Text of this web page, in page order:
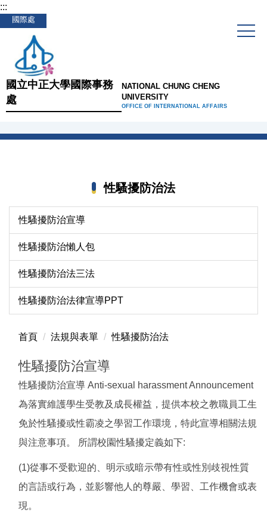
跳
到
內
容
區
:::
國際處
國立中正大學國際事務
處
NATIONAL CHUNG CHENG
UNIVERSITY
OFFICE OF INTERNATIONAL AFFAIRS
性騷擾防治法
性騷擾防治宣導
性騷擾防治懶人包
性騷擾防治法三法
性騷擾防治法律宣導PPT
首頁 法規與表單 性騷擾防治法
性騷擾防治宣導
性騷擾防治宣導 Anti-sexual harassment Announcement
為落實維護學生受教及成長權益，提供本校之教職員工生
免於性騷擾或性霸凌之學習工作環境，特此宣導相關法規
與注意事項。 所謂校園性騷擾定義如下:
(1)從事不受歡迎的、明示或暗示帶有性或性別歧視性質
的言語或行為，並影響他人的尊嚴、學習、工作機會或表
現。